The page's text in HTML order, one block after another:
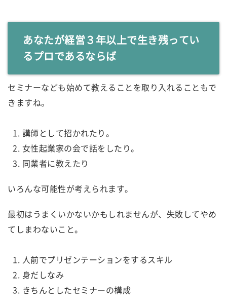
あなたが経営３年以上で生き残ってい
るプロであるならば
セミナーなども始めて教えることを取り入れることもで
きますね。
講師として招かれたり。
女性起業家の会で話をしたり。
同業者に教えたり
いろんな可能性が考えられます。
最初はうまくいかないかもしれませんが、失敗してやめ
てしまわないこと。
人前でプリゼンテーションをするスキル
身だしなみ
きちんとしたセミナーの構成